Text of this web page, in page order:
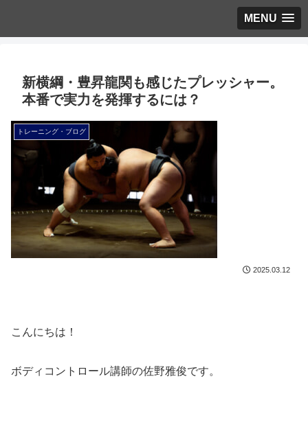
MENU
新横綱・豊昇龍関も感じたプレッシャー。
本番で実力を発揮するには？
トレーニング・ブログ
2025.03.12
こんにちは！
ボディコントロール講師の佐野雅俊です。